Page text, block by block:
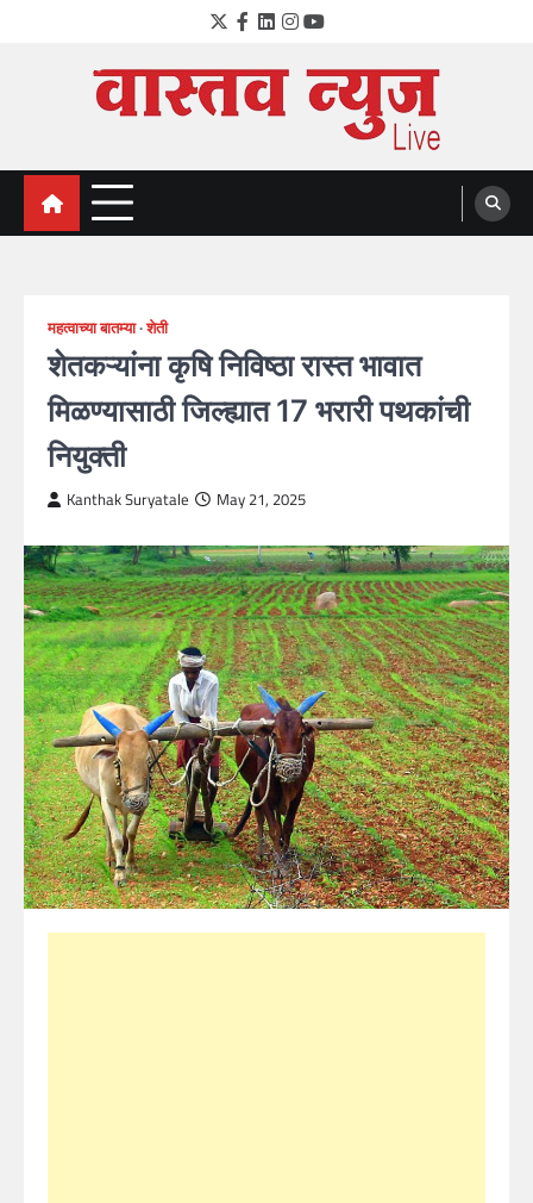
Twitter
Facebook
LinkedIn
Instagram
YouTube
VastavNEWSLive.com
a leading NEWS portal of Maharahstra
महत्वाच्या बातम्या शेती
शेतकऱ्यांना कृषि निविष्ठा रास्त भावात
मिळण्यासाठी जिल्ह्यात 17 भरारी पथकांची
नियुक्ती
Kanthak Suryatale May 21, 2025